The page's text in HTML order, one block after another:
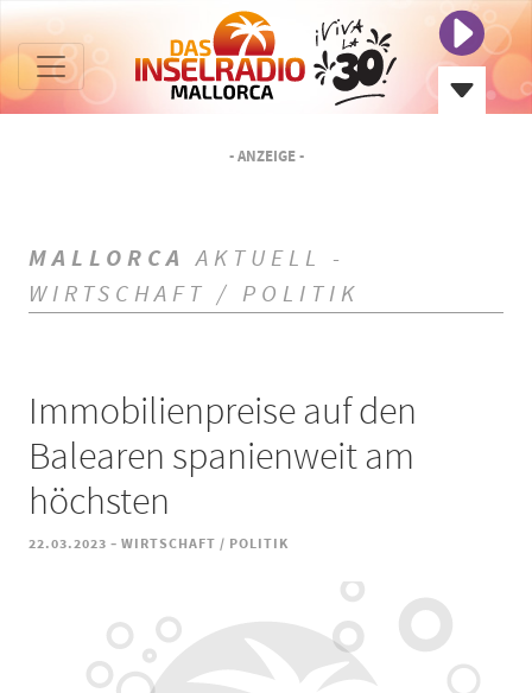
- ANZEIGE -
MALLORCA AKTUELL -
WIRTSCHAFT / POLITIK
Immobilienpreise auf den
Balearen spanienweit am
höchsten
22.03.2023 - WIRTSCHAFT / POLITIK